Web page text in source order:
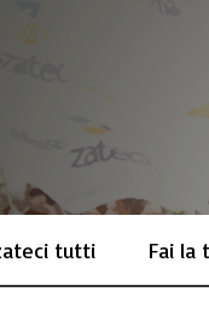
tutti Fai la